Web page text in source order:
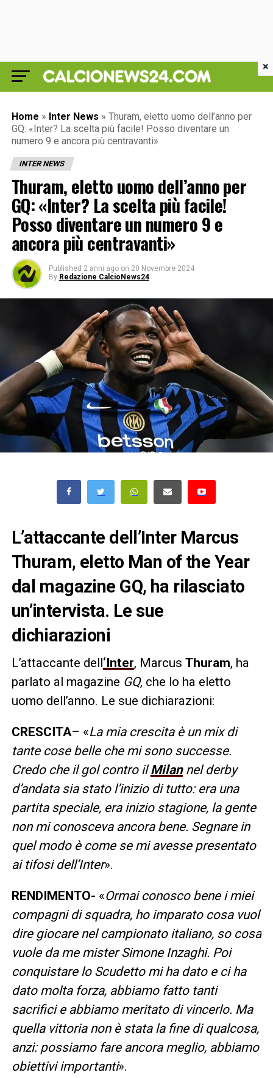
Home » Inter News » Thuram, eletto uomo dell’anno per
GQ: «Inter? La scelta più facile! Posso diventare un
numero 9 e ancora più centravanti»
INTER NEWS
Thuram, eletto uomo dell’anno per
GQ: «Inter? La scelta più facile!
Posso diventare un numero 9 e
ancora più centravanti»
Published 2 anni ago on 20 Novembre 2024
By Redazione CalcioNews24
L’attaccante dell’Inter Marcus
Thuram, eletto Man of the Year
dal magazine GQ, ha rilasciato
un’intervista. Le sue
dichiarazioni
L’attaccante dell‘Inter, Marcus Thuram, ha
parlato al magazine GQ, che lo ha eletto
uomo dell’anno. Le sue dichiarazioni:
CRESCITA– «La mia crescita è un mix di
tante cose belle che mi sono successe.
Credo che il gol contro ilMilan nel derby
d’andata sia stato l’inizio di tutto: era una
partita speciale, era inizio stagione, la gente
non mi conosceva ancora bene. Segnare in
quel modo è come se mi avesse presentato
ai tifosi dell’Inter».
RENDIMENTO- «Ormai conosco bene i miei
compagni di squadra, ho imparato cosa vuol
dire giocare nel campionato italiano, so cosa
vuole da me mister Simone Inzaghi. Poi
conquistare lo Scudetto mi ha dato e ci ha
dato molta forza, abbiamo fatto tanti
sacrifici e abbiamo meritato di vincerlo. Ma
quella vittoria non è stata la fine di qualcosa,
anzi: possiamo fare ancora meglio, abbiamo
obiettivi importanti».
×